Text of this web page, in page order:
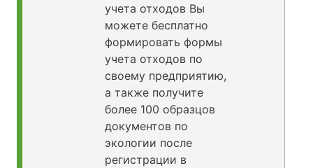
учета отходов Вы
можете бесплатно
формировать формы
учета отходов по
своему предприятию,
а также получите
более 100 образцов
документов по
экологии после
регистрации в